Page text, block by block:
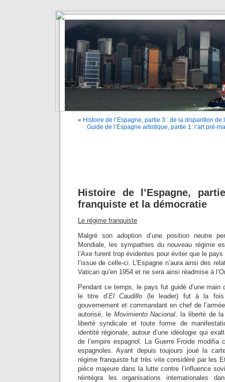
« Histoire de l’Espagne, partie 3 : de la disparition de
Guide de l’Espagne artistique, partie 1: l’art pré-
Histoire de l’Espagne,
franquiste et la démocratie
Le régime franquiste
Malgré son adoption d’une position neutre
Mondiale, les sympathies du nouveau régime
l’Axe furent trop évidentes pour éviter que le
l’issue de celle-ci. L’Espagne n’aura ainsi des
Vatican qu’en 1954 et ne sera ainsi réadmise à
Pendant ce temps, le pays fut guidé d’une
le titre d’El Caudillo (le leader) fut à la
gouvernement et commandant en chef de
autorisé, le Movimiento Nacional, la liberté de
liberté syndicale et toute forme de
identité régionale, autour d’une idéologie qui
de l’empire espagnol. La Guerre Froide modifia
espagnoles. Ayant depuis toujours joué la
régime franquiste fut très vite considéré par les
pièce majeure dans la lutte contre l’influence
réintégra les organisations internationales